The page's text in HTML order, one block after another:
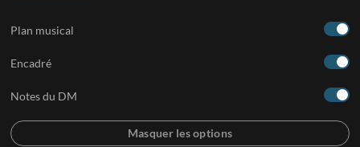
Plan musical
Encadré
Notes du DM